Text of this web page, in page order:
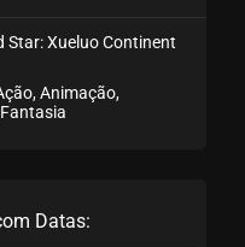
Star: Xueluo Continent
Animação,
Datas: